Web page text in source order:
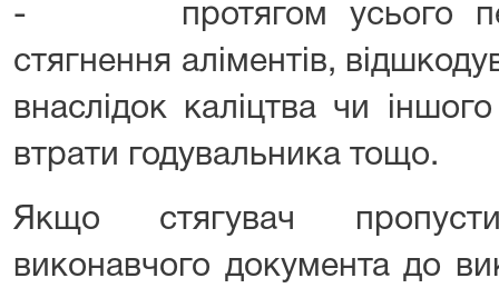
- протягом усього
стягнення аліментів,
внаслідок каліцтва чи
втрати годувальника тощо.
Якщо стягувач
виконавчого документа до